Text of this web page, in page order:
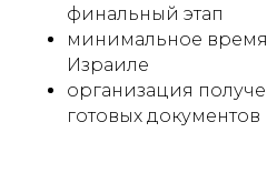
финальный этап
минимальное
Израиле
организация
готовых документов